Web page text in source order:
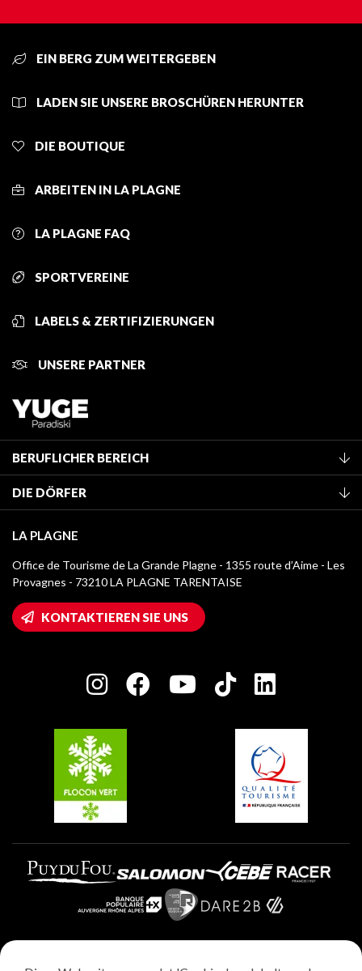
EIN BERG ZUM WEITERGEBEN
LADEN SIE UNSERE BROSCHÜREN HERUNTER
DIE BOUTIQUE
ARBEITEN IN LA PLAGNE
LA PLAGNE FAQ
SPORTVEREINE
LABELS & ZERTIFIZIERUNGEN
UNSERE PARTNER
BERUFLICHER BEREICH
Mitglied des Fremdenverkehrsamtes werden
Klassifizierung von Möbeln
Kurtaxe
Mediathek
Logos La Plagne
Wifi-Zugang
Haus der Eigentümer
Charta der Engagierten Akteure
DIE DÖRFER
Montchavin - Les Coches
Champagny-en-Vanoise
Plagne 1800
Plagne Villages
Plagne Aime 2000
LA PLAGNE
Office de Tourisme de La Grande Plagne - 1355 route d’Aime - Les
Provagnes - 73210 LA PLAGNE TARENTAISE
KONTAKTIEREN SIE UNS